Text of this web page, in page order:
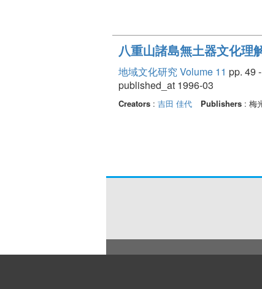
八重山諸島無土器文化理
地域文化研究 Volume 11 pp. 49
published_at 1996-03
Creators : 吉田 佳代 Publishers : 梅